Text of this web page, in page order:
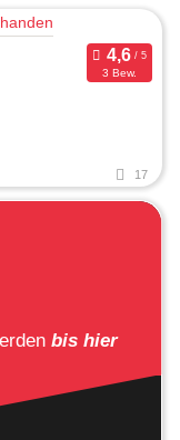
3 Bew.
17
bis hier